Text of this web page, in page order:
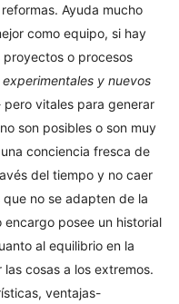
Ayuda mucho
como equipo, si hay
proyectos o procesos
y nuevos
pero vitales para generar
son posibles o son muy
conciencia fresca de
del tiempo y no caer
no se adapten de la
posee un historial
al equilibrio en la
cosas a los extremos.
ventajas-